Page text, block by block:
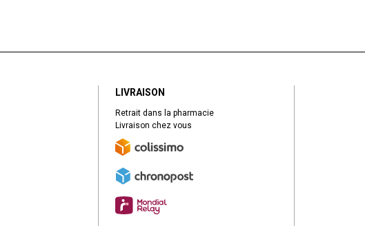
LIVRAISON
Retrait dans la pharmacie
Livraison chez vous